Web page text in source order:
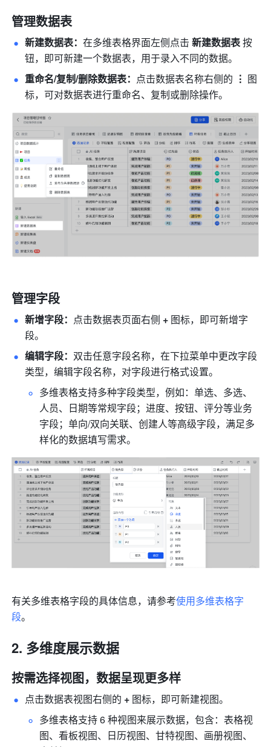
管理数据表
新建数据表：在多维表格界面左侧点击 新建数据表 按
钮，即可新建一个数据表，用于录入不同的数据。
重命名/复制/删除数据表： 点击数据表名称右侧的 ⋮ 图
标，可对数据表进行重命名、复制或删除操作。
管理字段
新增字段： 点击数据表页面右侧 + 图标，即可新增字
段。
编辑字段： 双击任意字段名称，在下拉菜单中更改字段
类型，编辑字段名称，对字段进行格式设置。
多维表格支持多种字段类型，例如：单选、多选、
人员、日期等常规字段；进度、按钮、评分等业务
字段；单向/双向关联、创建人等高级字段，满足多
样化的数据填写需求。
有关多维表格字段的具体信息，请参考使用多维表格字
段。
多维度展示数据
按需选择视图，数据呈现更多样
点击数据表视图右侧的 + 图标，即可新建视图。
多维表格支持 6 种视图来展示数据，包含：表格视
图、看板视图、日历视图、甘特视图、画册视图、